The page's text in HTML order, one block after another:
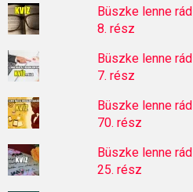
Büszke lenne
8. rész
Büszke lenne
7. rész
Büszke lenne
70. rész
Büszke lenne
25. rész